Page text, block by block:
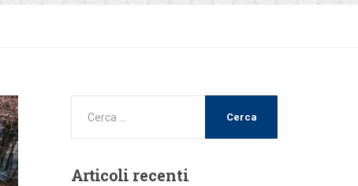
Articoli recenti